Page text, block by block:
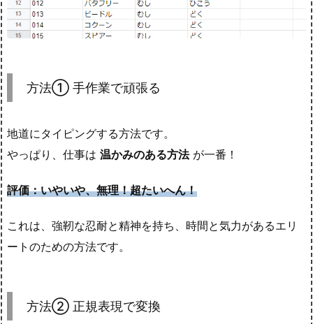
方法① 手作業で頑張る
地道にタイピングする方法です。
やっぱり、仕事は 温かみのある方法が一番！
評価：いやいや、無理！超たいへん！
これは、強靭な忍耐と精神を持ち、時間と気力があるエリ
ートのための方法です。
方法② 正規表現で変換